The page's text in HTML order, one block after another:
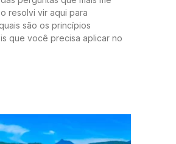
resolvi vir aqui para
são os princípios
que você precisa aplicar no